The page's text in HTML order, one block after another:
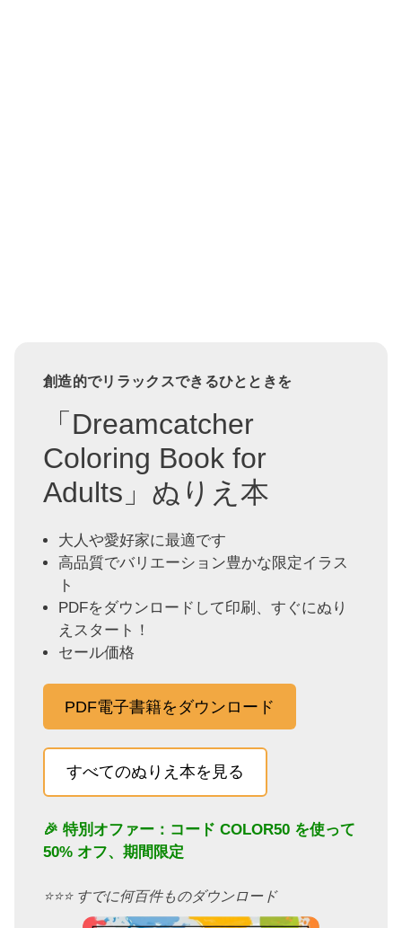
創造的でリラックスできるひとときを
「Dreamcatcher
Coloring Book for
Adults」ぬりえ本
大人や愛好家に最適です
高品質でバリエーション豊かな限定イラス
ト
PDFをダウンロードして印刷、すぐにぬり
えスタート！
セール価格
PDF電子書籍をダウンロード
すべてのぬりえ本を見る
🎉 特別オファー：コード COLOR50 を使って
50% オフ、期間限定
⭐️⭐️⭐️ すでに何百件ものダウンロード